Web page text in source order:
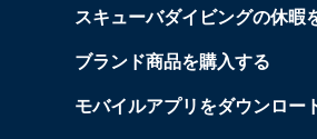
スキューバダイビングの休暇
ブランド商品を購入する
モバイルアプリをダウンロー